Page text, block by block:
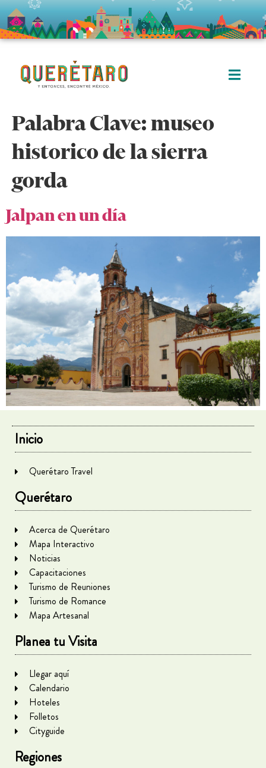
Palabra Clave:museo
historico de la sierra
gorda
Jalpan en un día
Inicio
Querétaro Travel
Querétaro
Acerca de Querétaro
Mapa Interactivo
Noticias
Capacitaciones
Turismo de Reuniones
Turismo de Romance
Mapa Artesanal
Planea tu Visita
Llegar aquí
Calendario
Hoteles
Folletos
Cityguide
Regiones